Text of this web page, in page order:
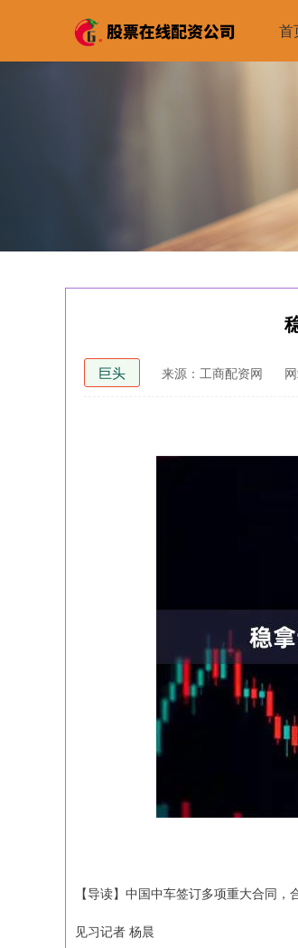
首
巨头 来源：工商配资网
【导读】中国中车签订多项重大合同
见习记者 杨晨